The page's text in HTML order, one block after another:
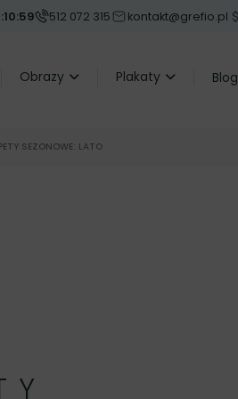
512 072 315 kontakt@grefio.pl
Obrazy Plakaty Blog
SEZONOWE: LATO